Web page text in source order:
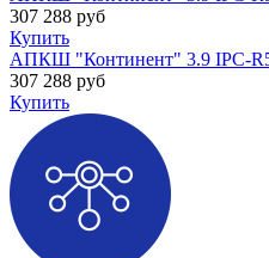
307 288 руб
Купить
АПКШ "Континент" 3.9 IPC-
307 288 руб
Купить